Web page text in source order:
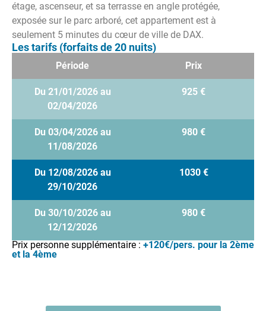
étage, ascenseur, et sa terrasse en angle protégée,
exposée sur le parc arboré, cet appartement est à
seulement 5 minutes du cœur de ville de DAX.
Les tarifs (forfaits de 20 nuits)
Période Prix
Du 21/01/2026 au
02/04/2026
925 €
Du 03/04/2026 au
11/08/2026
980 €
Du 12/08/2026 au
29/10/2026
1030 €
Du 30/10/2026 au
12/12/2026
980 €
Prix personne supplémentaire : +120€/pers. pour la 2ème
et la 4ème